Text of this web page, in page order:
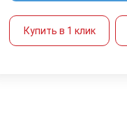
Купить в 1 клик